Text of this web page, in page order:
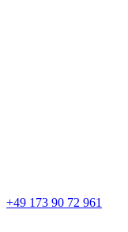
+49 173 90 72 961